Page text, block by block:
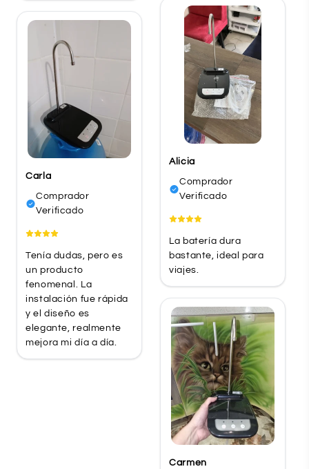
Alicia
Comprador
Verificado
La batería dura
bastante, ideal para
viajes.
Carla
Comprador
Verificado
Tenía dudas, pero es
un producto
fenomenal. La
instalación fue rápida
y el diseño es
elegante, realmente
mejora mi día a día.
Carmen